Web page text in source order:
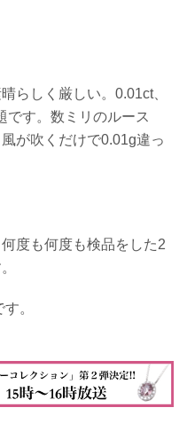
らしく厳しい。0.01ct、
です。数ミリのルース
が吹くだけで0.01g違っ
度も何度も検品をした2
。